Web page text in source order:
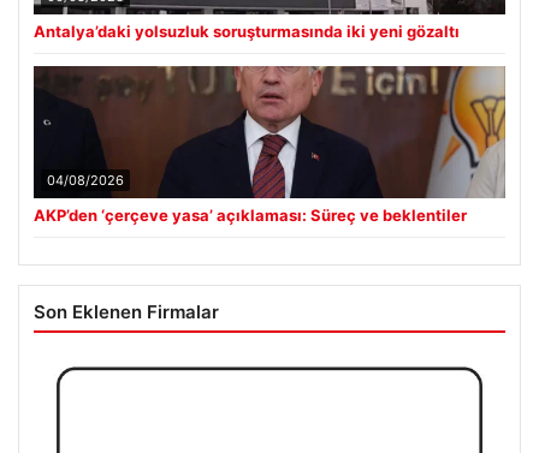
Antalya’daki yolsuzluk soruşturmasında iki yeni gözaltı
04/08/2026
AKP’den ‘çerçeve yasa’ açıklaması: Süreç ve beklentiler
Son Eklenen Firmalar